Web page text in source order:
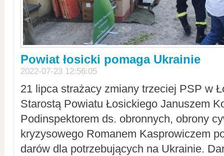
Powiat łosicki pomaga Ukrainie
2022-07-23 12:56:05
21 lipca strażacy zmiany trzeciej PSP w
Starostą Powiatu Łosickiego Januszem
Podinspektorem ds. obronnych, obrony
kryzysowego Romanem Kasprowiczem
darów dla potrzebujących na Ukrainie.